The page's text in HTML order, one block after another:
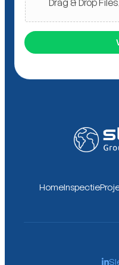
Drag & Drop Files,
HomeInspectie